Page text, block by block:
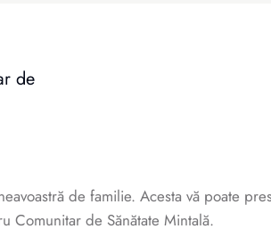
de
de familie. Acesta vă poate
Comunitar de Sănătate Mintală.